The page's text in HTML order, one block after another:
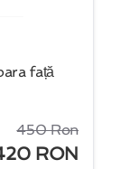
față
450 Ron
RON